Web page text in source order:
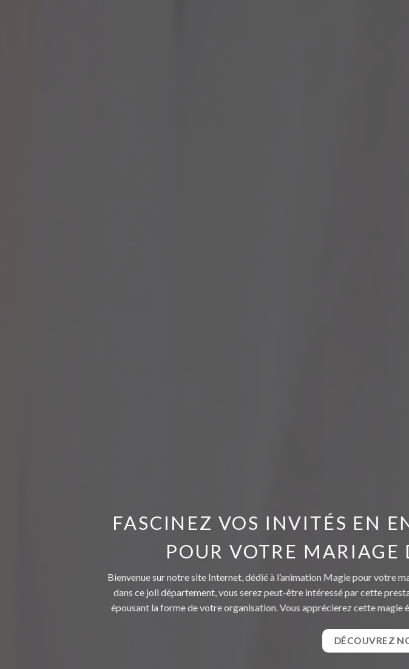
FASCINEZ VOS INVITÉS EN
POUR VOTRE MARIAGE
Bienvenue sur notre site Internet, dédié à l’animation Magie pour votre
dans ce joli département, vous serez peut-être intéressé par cette
épousant la forme de votre organisation. Vous apprécierez cette magie
DÉCOUVREZ